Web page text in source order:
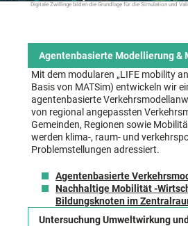
Digitale Zwillinge bilden die Grundlage für die Simulation und
Agentenbasierte Modellierung &
Mit dem modularen „LIFE mobility
Basis von MATSim) entwickeln wir
agentenbasierte
von regional angepassten
Gemeinden, Regionen sowie
werden klima-, raum- und
Problemstellungen adressiert.
Agentenbasierte
Nachhaltige Mobilität -
Bildungsknoten im
Untersuchung Umweltwirkung